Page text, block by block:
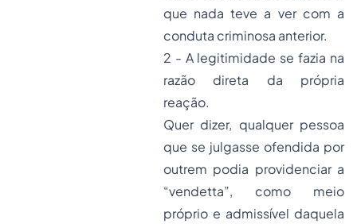
que nada teve a ver com a
conduta criminosa anterior.
2 - A legitimidade se fazia na
razão direta da própria
reação.
Quer dizer, qualquer pessoa
que se julgasse ofendida por
outrem podia providenciar a
“vendetta”, como meio
próprio e admissível daquela